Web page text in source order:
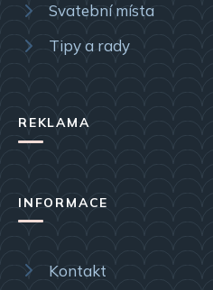
Svatební místa
Tipy a rady
REKLAMA
INFORMACE
Kontakt